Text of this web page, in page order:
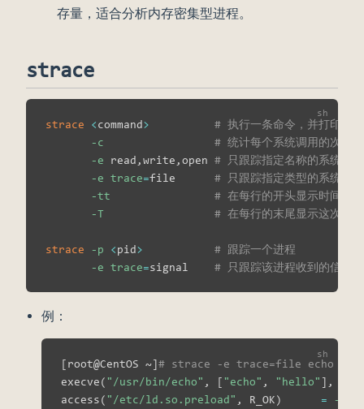
存量，适合分析内存密集型进程。
strace
strace <command>
# 执行一条命令，并打印它
-c
# 统计每个系统调用的次数
-e read,write,open # 只跟踪指定名称的系统调用
-e trace=file # 只跟踪指定类型的系统
-tt
# 在每行的开头显示时间
-T
# 在每行的末尾显示这次系
strace -p <pid>
# 跟踪一个进程
-e trace=signal # 只跟踪该进程收到的信号
例：
[root@CentOS ~]# strace -e trace=file echo
execve("/usr/bin/echo" , ["echo" , "hello" ] ,
access("/etc/ld.so.preload" , R_OK) = -1